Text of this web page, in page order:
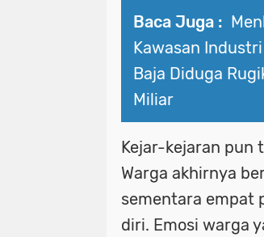
Baca Juga :
Kawasan
Baja Diduga
Miliar
Kejar-kejaran pun
Warga akhirnya
sementara empat
diri. Emosi warga